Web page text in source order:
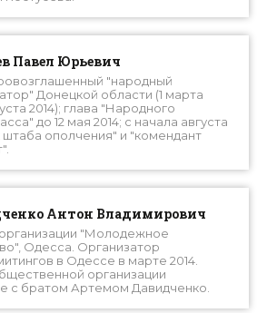
Павел Юрьевич
"народный
Донецкой области (1 марта
2014); глава "Народного
до 12 мая 2014; с начала августа
штаба ополчения" и "комендант
Антон Владимирович
"Молодежное
Одесса. Организатор
в Одессе в марте 2014.
организации
с братом Артемом Давидченко.